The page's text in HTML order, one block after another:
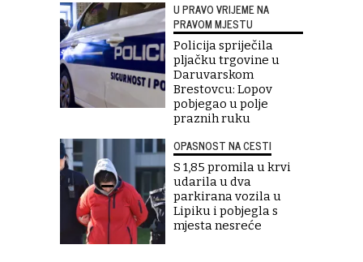
U PRAVO VRIJEME NA
PRAVOM MJESTU
Policija spriječila
pljačku trgovine u
Daruvarskom
Brestovcu: Lopov
pobjegao u polje
praznih ruku
OPASNOST NA CESTI
S 1,85 promila u krvi
udarila u dva
parkirana vozila u
Lipiku i pobjegla s
mjesta nesreće